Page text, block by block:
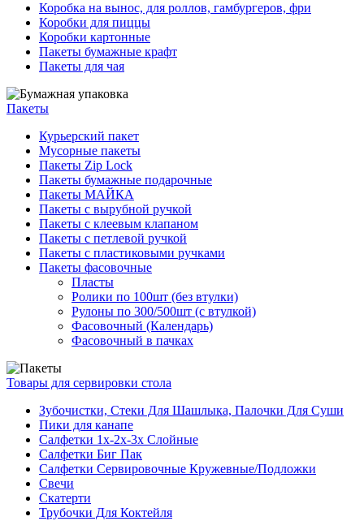
Коробка на вынос, для роллов, гамбургеров, фри
Коробки для пиццы
Коробки картонные
Пакеты бумажные крафт
Пакеты для чая
Пакеты
Курьерский пакет
Мусорные пакеты
Пакеты Zip Lock
Пакеты бумажные подарочные
Пакеты МАЙКА
Пакеты с вырубной ручкой
Пакеты с клеевым клапаном
Пакеты с петлевой ручкой
Пакеты с пластиковыми ручками
Пакеты фасовочные
Пласты
Ролики по 100шт (без втулки)
Рулоны по 300/500шт (с втулкой)
Фасовочный (Календарь)
Фасовочный в пачках
Товары для сервировки стола
Зубочистки, Стеки Для Шашлыка, Палочки Для Суши
Пики для канапе
Салфетки 1х-2х-3х Слойные
Салфетки Биг Пак
Салфетки Сервировочные Кружевные/Подложки
Свечи
Скатерти
Трубочки Для Коктейля